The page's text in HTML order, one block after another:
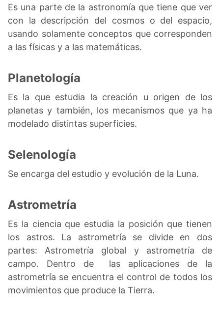
Es una parte de la astronomía que tiene que ver
con la descripción del cosmos o del espacio,
usando solamente conceptos que corresponden
a las físicas y a las matemáticas.
Planetología
Es la que estudia la creación u origen de los
planetas y también, los mecanismos que ya ha
modelado distintas superficies.
Selenología
Se encarga del estudio y evolución de la Luna.
Astrometría
Es la ciencia que estudia la posición que tienen
los astros. La astrometría se divide en dos
partes: Astrometría global y astrometría de
campo. Dentro de las aplicaciones de la
astrometría se encuentra el control de todos los
movimientos que produce la Tierra.